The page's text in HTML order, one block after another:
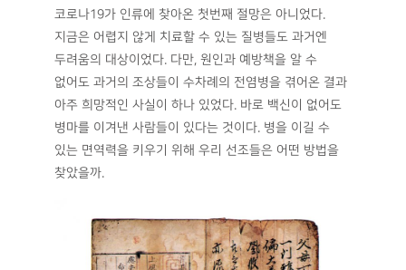
코로나19가 인류에 찾아온 첫번째 절망은 아니었다.
지금은 어렵지 않게 치료할 수 있는 질병들도 과거엔
두려움의 대상이었다. 다만, 원인과 예방책을 알 수
없어도 과거의 조상들이 수차례의 전염병을 겪어온 결과
아주 희망적인 사실이 하나 있었다. 바로 백신이 없어도
병마를 이겨낸 사람들이 있다는 것이다. 병을 이길 수
있는 면역력을 키우기 위해 우리 선조들은 어떤 방법을
찾았을까.